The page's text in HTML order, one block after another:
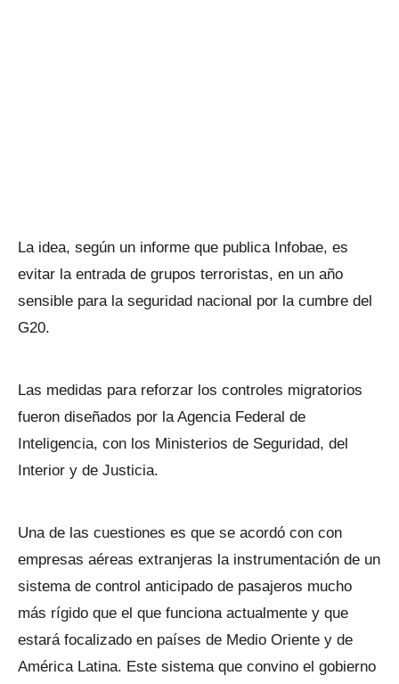
La idea, según un informe que publica Infobae, es
evitar la entrada de grupos terroristas, en un año
sensible para la seguridad nacional por la cumbre del
G20.
Las medidas para reforzar los controles migratorios
fueron diseñados por la Agencia Federal de
Inteligencia, con los Ministerios de Seguridad, del
Interior y de Justicia.
Una de las cuestiones es que se acordó con con
empresas aéreas extranjeras la instrumentación de un
sistema de control anticipado de pasajeros mucho
más rígido que el que funciona actualmente y que
estará focalizado en países de Medio Oriente y de
América Latina. Este sistema que convino el gobierno